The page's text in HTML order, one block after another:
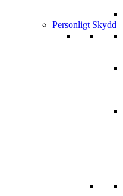
Personligt Skydd